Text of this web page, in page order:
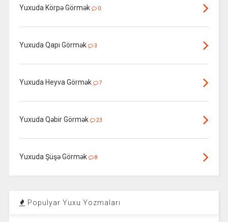
Yuxuda Körpə Görmək 0
Yuxuda Qapı Görmək 3
Yuxuda Heyva Görmək 7
Yuxuda Qəbir Görmək 23
Yuxuda Şüşə Görmək 8
Populyar Yuxu Yozmaları